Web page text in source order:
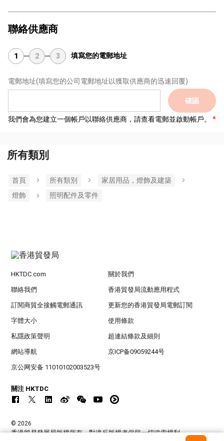
聯絡供應商
1 2 3 填寫您的電郵地址
電郵地址(填寫您的公司電郵地址以獲取供應商的迅速回覆)
確認
我們會為您建立一個帳戶以聯絡供應商，請查看電郵並啟動帳戶。
所有類別
首頁 所有類別
家居用品，燈飾及建築
燈飾
照明配件及零件
HKTDC.com 關於我們
聯絡我們 香港貿發局流動應用程式
訂閱商貿全接觸電郵通訊 更新您的香港貿發局電郵訂閱
字體大小 使用條款
私隱政策聲明 超連結條款及細則
網站導航 京ICP备09059244号
京公网安备 11010102003523号
關注 HKTDC
© 2026
香港貿易發展局版權所有，對違反版權者保留一切追索權利 。